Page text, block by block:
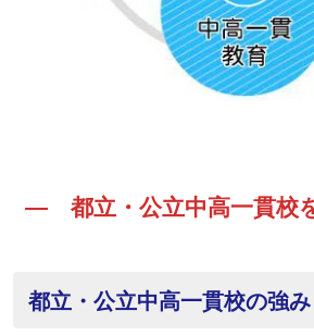
― 都立・公立中高一貫
都立・公立中高一貫校の強み